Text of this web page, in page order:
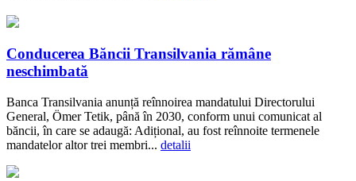
Conducerea Băncii Transilvania rămâne
neschimbată
Banca Transilvania anunță reînnoirea mandatului Directorului
General, Ömer Tetik, până în 2030, conform unui comunicat al
băncii, în care se adaugă: Adițional, au fost reînnoite termenele
mandatelor altor trei membri... detalii